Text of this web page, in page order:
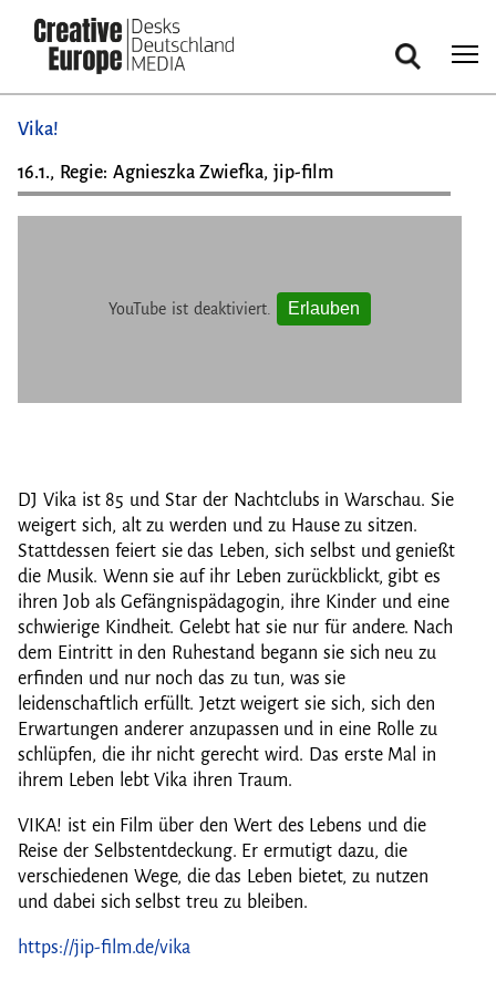
zum
Inhalt
Suche
Vika!
16.1., Regie: Agnieszka Zwiefka, jip-film
YouTube ist deaktiviert. Erlauben
DJ Vika ist 85 und Star der Nachtclubs in Warschau. Sie
weigert sich, alt zu werden und zu Hause zu sitzen.
Stattdessen feiert sie das Leben, sich selbst und genießt
die Musik. Wenn sie auf ihr Leben zurückblickt, gibt es
ihren Job als Gefängnispädagogin, ihre Kinder und eine
schwierige Kindheit. Gelebt hat sie nur für andere. Nach
dem Eintritt in den Ruhestand begann sie sich neu zu
erfinden und nur noch das zu tun, was sie
leidenschaftlich erfüllt. Jetzt weigert sie sich, sich den
Erwartungen anderer anzupassen und in eine Rolle zu
schlüpfen, die ihr nicht gerecht wird. Das erste Mal in
ihrem Leben lebt Vika ihren Traum.
VIKA! ist ein Film über den Wert des Lebens und die
Reise der Selbstentdeckung. Er ermutigt dazu, die
verschiedenen Wege, die das Leben bietet, zu nutzen
und dabei sich selbst treu zu bleiben.
https://jip-film.de/vika